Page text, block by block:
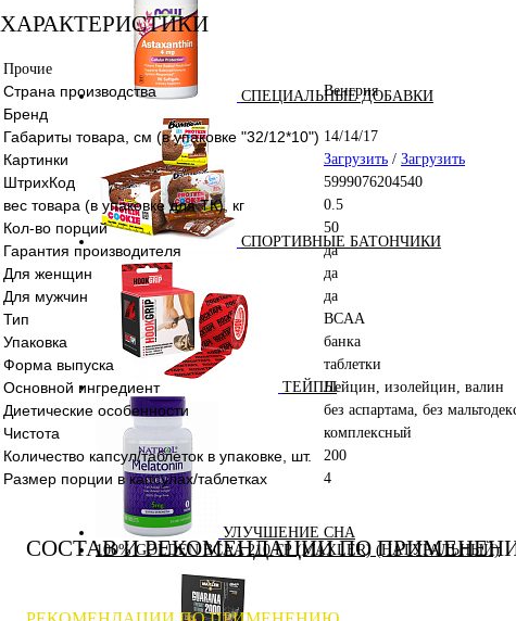
СПЕЦИАЛЬНЫЕ ДОБАВКИ
СПОРТИВНЫЕ БАТОНЧИКИ
ТЕЙПЫ
УЛУЧШЕНИЕ СНА
100% GOLDEN BCAA 210 ГР (MAXLER) (НАТУРАЛЬНЫЙ)
ХАРАКТЕРИСТИКИ
Прочие
Страна производства Венгрия
Бренд
Габариты товара, см (в упаковке "32/12*10") 14/14/17
Картинки Загрузить / Загрузить
ШтрихКод 5999076204540
вес товара (в упаковке для ТК), кг 0.5
Кол-во порций 50
Гарантия производителя да
Для женщин да
Для мужчин да
Тип BCAA
Упаковка банка
Форма выпуска таблетки
Основной ингредиент Лейцин, изолейцин, валин
Диетические особенности без аспартама, без
Чистота комплексный
Количество капсул/таблеток в упаковке, шт. 200
Размер порции в капсулах/таблетках 4
СОСТАВ И РЕКОМЕНДАЦИИ ПО